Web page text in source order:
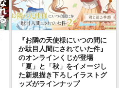
『お隣の天使様にいつの間に
か駄目人間にされていた件』
のオンラインくじが登場
「夏」と「秋」をイメージし
た新規描き下ろしイラストグ
ッズがラインナップ